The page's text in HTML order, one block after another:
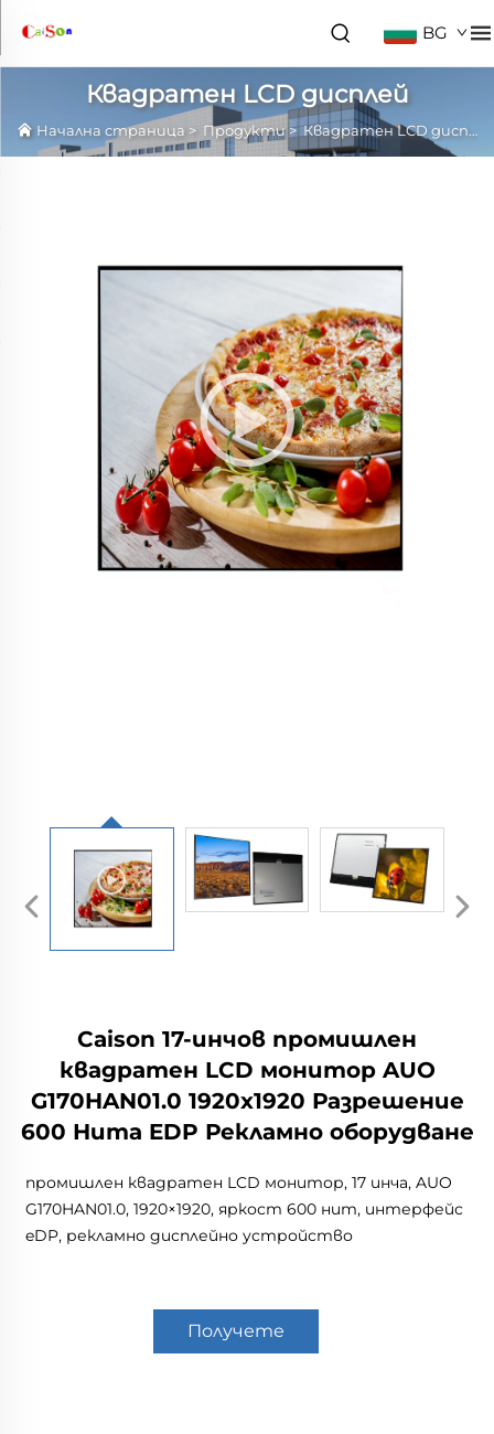
BG
Квадратен LCD дисплей
Начална страница > Продукти>Квадратен LCD дисплей
Caison 17-инчов промишлен
квадратен LCD монитор AUO
G170HAN01.0 1920x1920 Разрешение
600 Нита EDP Рекламно оборудване
промишлен квадратен LCD монитор, 17 инча, AUO
G170HAN01.0, 1920×1920, яркост 600 нит, интерфейс
eDP, рекламно дисплейно устройство
Получете